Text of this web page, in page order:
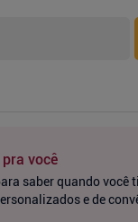
pra você
saber quando você
e de